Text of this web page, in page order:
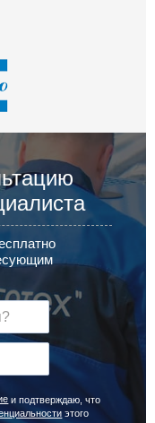
и подтверждаю, что
этого